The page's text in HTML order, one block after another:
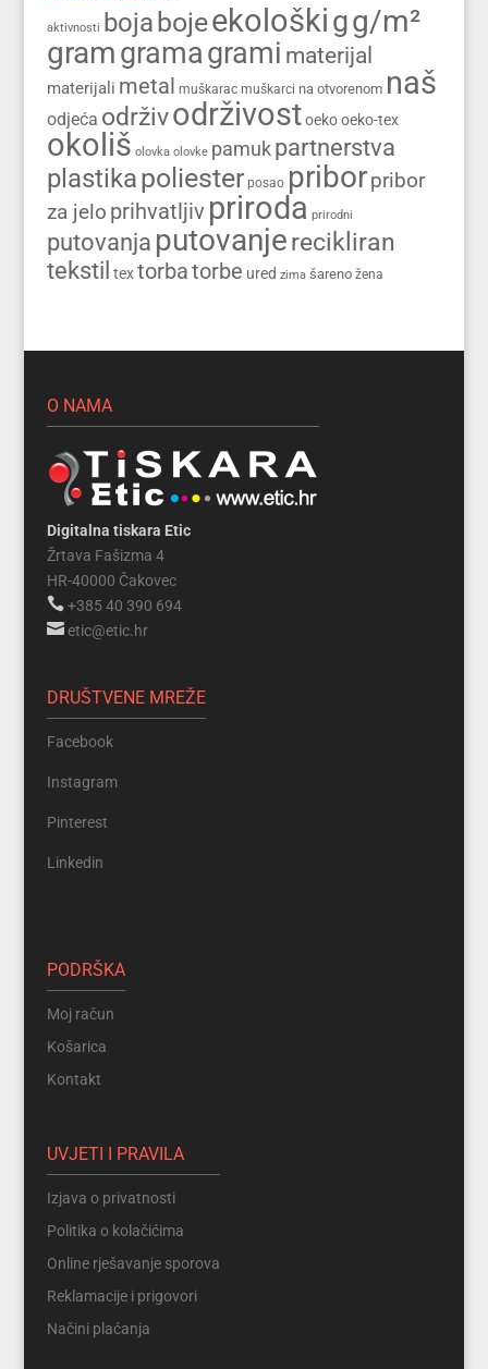
aktivnosti boja bojeekološkigg/m²
gramgramagrami materijal
materijali metal muškarac muškarci na otvorenom naš
odjeća održivodrživost oeko oeko-tex
okoliš olovka olovke pamuk partnerstva
plastikapoliester posao priborpribor
za jelo prihvatljiv priroda prirodni
putovanja putovanjerecikliran
tekstil tex torbatorbe ured zima šareno žena
O NAMA
Digitalna tiskara Etic
Žrtava Fašizma 4
HR-40000 Čakovec
+385 40 390 694
etic@etic.hr
DRUŠTVENE MREŽE
Facebook
Instagram
Pinterest
Linkedin
PODRŠKA
Moj račun
Košarica
Kontakt
UVJETI I PRAVILA
Izjava o privatnosti
Politika o kolačićima
Online rješavanje sporova
Reklamacije i prigovori
Načini plaćanja